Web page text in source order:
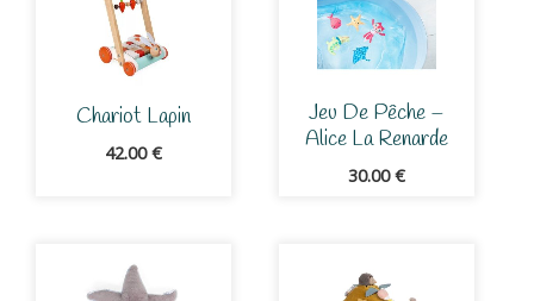
Chariot Lapin
42.00€
Jeu De Pêche –
Alice La Renarde
30.00€